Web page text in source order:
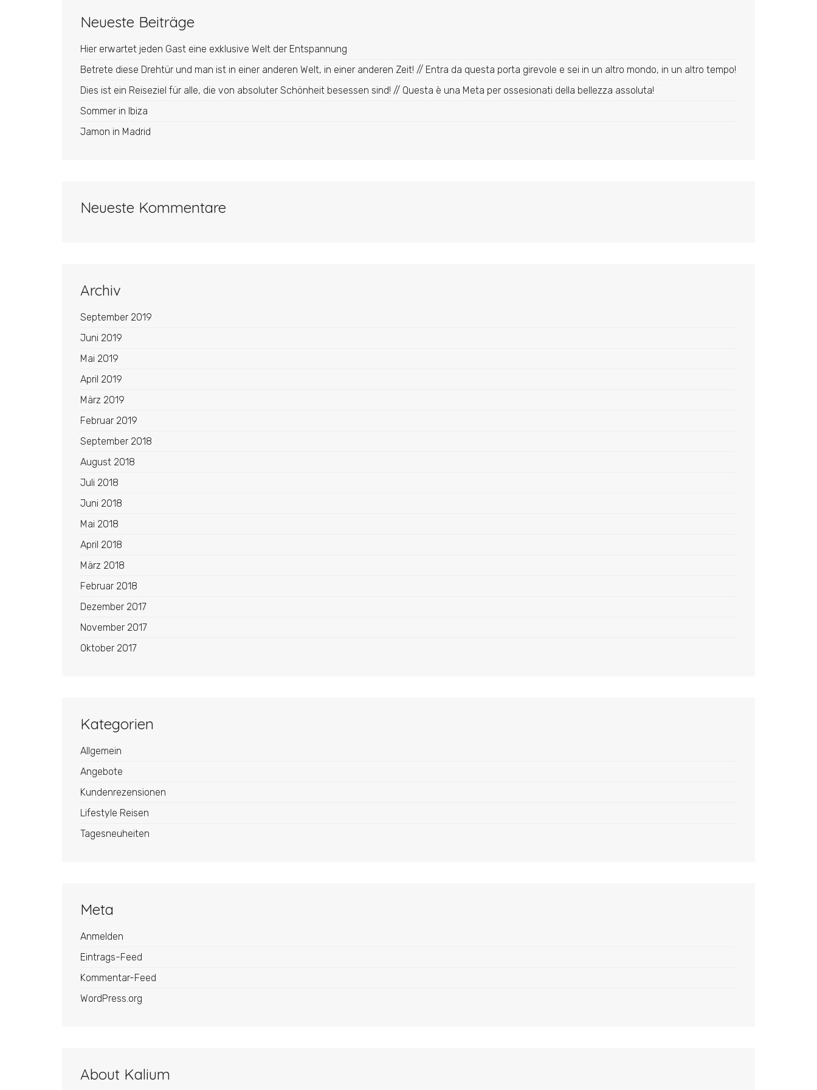
Neueste Beiträge
Hier erwartet jeden Gast eine exklusive Welt der Entspannung
Betrete diese Drehtür und man ist in einer anderen Welt, in einer anderen Zeit! // Entra da questa porta girevole e sei in un altro mondo, in un altro tempo!
Dies ist ein Reiseziel für alle, die von absoluter Schönheit besessen sind! // Questa è una Meta per ossesionati della bellezza assoluta!
Sommer in Ibiza
Jamon in Madrid
Neueste Kommentare
Archiv
September 2019
Juni 2019
Mai 2019
April 2019
März 2019
Februar 2019
September 2018
August 2018
Juli 2018
Juni 2018
Mai 2018
April 2018
März 2018
Februar 2018
Dezember 2017
November 2017
Oktober 2017
Kategorien
Allgemein
Angebote
Kundenrezensionen
Lifestyle Reisen
Tagesneuheiten
Meta
Anmelden
Eintrags-Feed
Kommentar-Feed
WordPress.org
About Kalium